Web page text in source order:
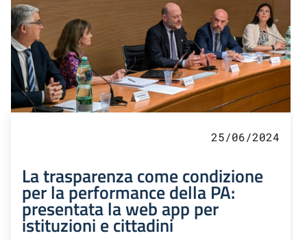
25/06/2024
La trasparenza come condizione
per la performance della PA:
presentata la web app per
istituzioni e cittadini